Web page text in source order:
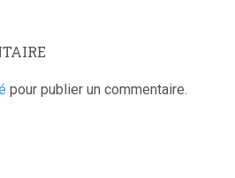
pour publier un commentaire.